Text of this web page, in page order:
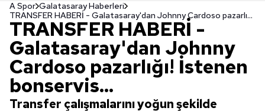
A Spor Galatasaray Haberleri
TRANSFER HABERİ - Galatasaray'dan Johnny Cardoso pazarlığı! İstenen bonservis...
TRANSFER HABERİ -
Galatasaray'dan Johnny
Cardoso pazarlığı! İstenen
bonservis...
Transfer çalışmalarını yoğun şekilde